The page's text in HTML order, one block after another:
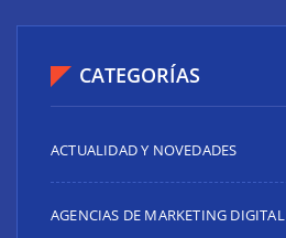
CATEGORÍAS
ACTUALIDAD Y NOVEDADES
AGENCIAS DE MARKETING DIGITAL